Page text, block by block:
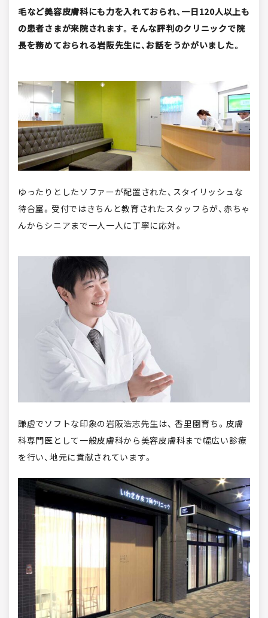
毛など美容皮膚科にも力を入れておられ、一日120人以上も
の患者さまが来院されます。そんな評判のクリニックで院
長を務めておられる岩阪先生に、お話をうかがいました。
ゆったりとしたソファーが配置された、スタイリッシュな
待合室。受付ではきちんと教育されたスタッフらが、赤ちゃ
んからシニアまで一人一人に丁寧に応対。
謙虚でソフトな印象の岩阪浩志先生は、 香里園育ち。皮膚
科専門医として一般皮膚科から美容皮膚科まで幅広い診療
を行い、地元に貢献されています。